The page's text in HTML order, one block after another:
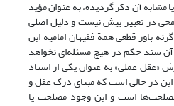
مشابه آن ذکر گردیده، به عنوان مؤید
در تعبیر بیش نیست و دلیل اصلی
باور قطعی همة فقیهان امامیه این
سند حکم در هیچ مسئله‌ای نخواهد
«عقل عملی» به عنوان یکی از اسناد
این در حالی است که مبنای درک عقل و
است و این وجود مصلحت یا